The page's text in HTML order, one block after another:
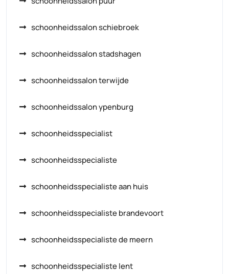
schoonheidssalon schiebroek
schoonheidssalon stadshagen
schoonheidssalon terwijde
schoonheidssalon ypenburg
schoonheidsspecialist
schoonheidsspecialiste
schoonheidsspecialiste aan huis
schoonheidsspecialiste brandevoort
schoonheidsspecialiste de meern
schoonheidsspecialiste lent